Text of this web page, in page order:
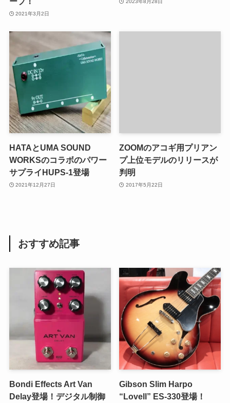
2021年3月2日
2023年8月28日
HATAとUMA SOUND
WORKSのコラボのパワー
サプライHUPS-1登場
2021年12月27日
ZOOMのアコギ用プリアン
プ上位モデルのリリースが
判明
2017年5月22日
おすすめ記事
Bondi Effects Art Van
Delay登場！デジタル制御
Gibson Slim Harpo
“Lovell” ES-330登場！